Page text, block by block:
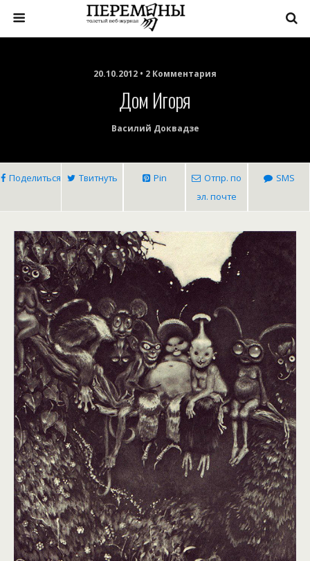
20.10.2012 • 2 Комментария
Дом Игоря
Василий Доквадзе
Поделиться Твитнуть Pin
Отпр. по
эл. почте
SMS